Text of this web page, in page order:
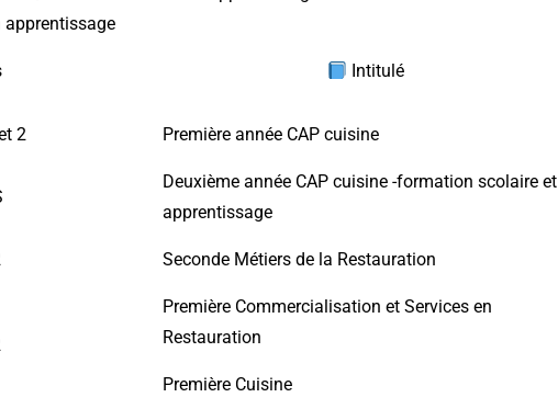
apprentissage
Intitulé
2 Première année CAP cuisine
Deuxième année CAP cuisine -formation scolaire et
apprentissage
Seconde Métiers de la Restauration
Première Commercialisation et Services en
Restauration
Première Cuisine